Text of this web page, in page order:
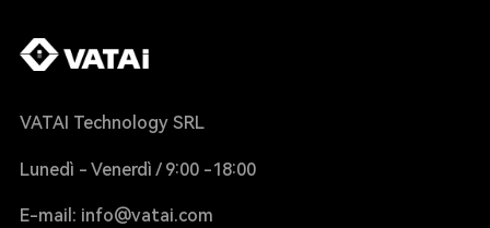
VATAI Technology SRL
Lunedì - Venerdì / 9:00 -18:00
E-mail: info@vatai.com